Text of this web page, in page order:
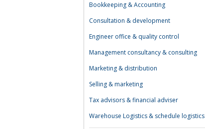
Bookkeeping & Accounting
Consultation & development
Engineer office & quality control
Management consultancy & consulting
Marketing & distribution
Selling & marketing
Tax advisors & financial adviser
Warehouse Logistics & schedule logistics